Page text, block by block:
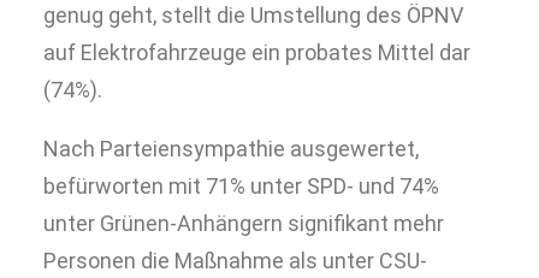
genug geht, stellt die Umstellung des ÖPNV
auf Elektrofahrzeuge ein probates Mittel dar
(74%).
Nach Parteiensympathie ausgewertet,
befürworten mit 71% unter SPD- und 74%
unter Grünen-Anhängern signifikant mehr
Personen die Maßnahme als unter CSU-